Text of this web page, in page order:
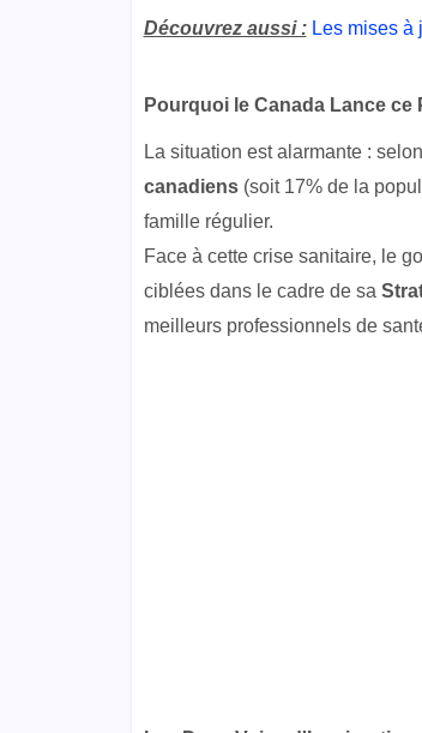
Découvrez aussi : Les mises
Pourquoi le Canada Lance
La situation est alarmante :
canadiens(soit 17% de la
famille régulier.
Face à cette crise sanitaire, le
ciblées dans le cadre de sa
meilleurs professionnels de